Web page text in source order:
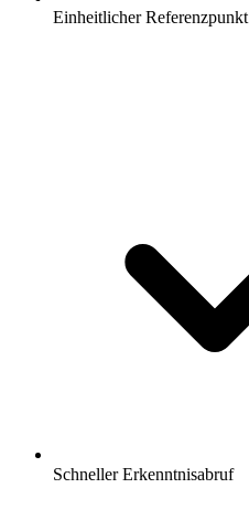
Einheitlicher Referenzpunkt
Schneller Erkenntnisabruf